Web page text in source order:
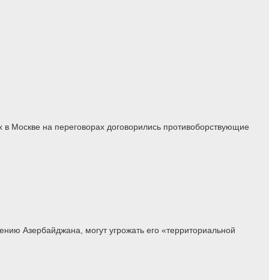
на переговорах договорились противоборствующие
Азербайджана, могут угрожать его «территориальной